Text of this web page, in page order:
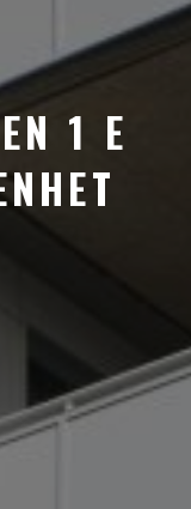
1 E